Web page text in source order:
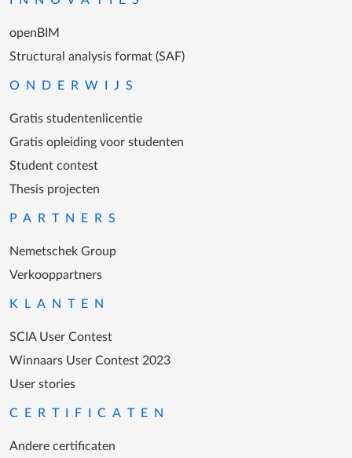
openBIM
Structural analysis format (SAF)
ONDERWIJS
Gratis studentenlicentie
Gratis opleiding voor studenten
Student contest
Thesis projecten
PARTNERS
Nemetschek Group
Verkooppartners
KLANTEN
SCIA User Contest
Winnaars User Contest 2023
User stories
CERTIFICATEN
Andere certificaten